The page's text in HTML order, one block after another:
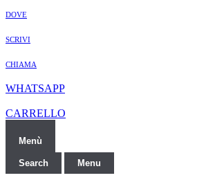
DOVE
SCRIVI
CHIAMA
WHATSAPP
CARRELLO
Menù
Search Menu